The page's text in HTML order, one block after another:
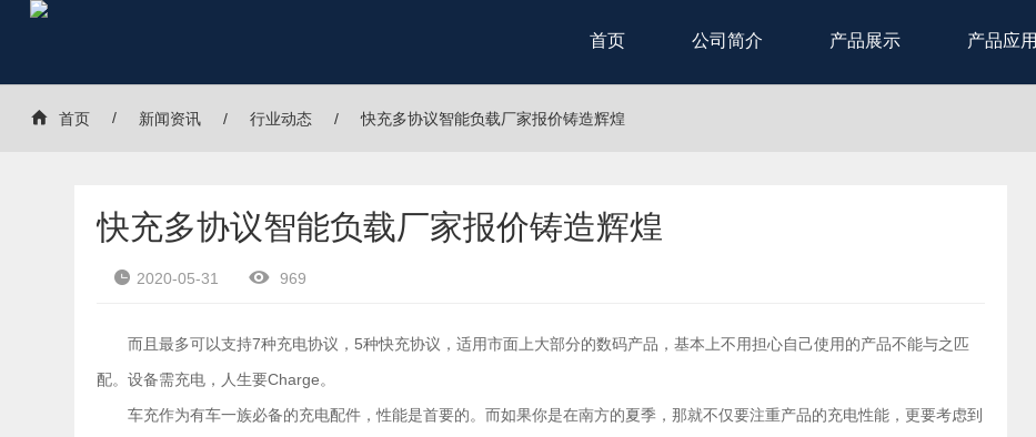
首页 公司简介 产品展示 产品应用
首页 新闻资讯 行业动态 快充多协议智能负载厂家报价铸造辉煌
快充多协议智能负载厂家报价铸造辉煌
2020-05-31 969
而且最多可以支持7种充电协议，5种快充协议，适用市面上大部分的数码产品，基本上不用担心自己使用的产品不能与之匹
配。设备需充电，人生要Charge。
车充作为有车一族必备的充电配件，性能是首要的。而如果你是在南方的夏季，那就不仅要注重产品的充电性能，更要考虑到